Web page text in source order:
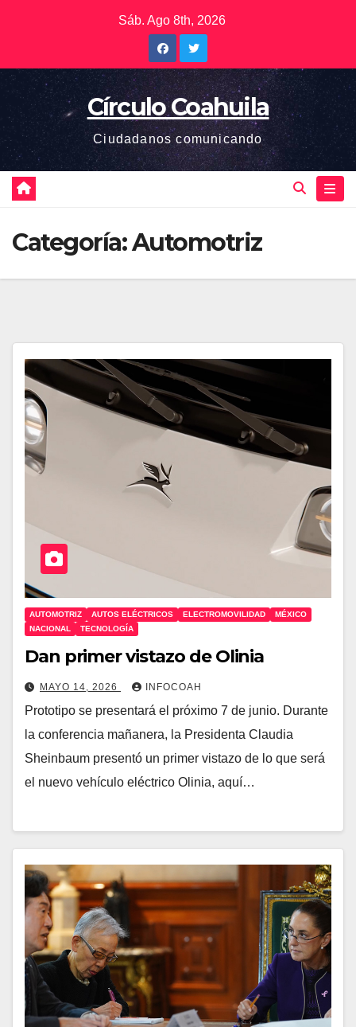
Sáb. Ago 8th, 2026
Círculo Coahuila
Ciudadanos comunicando
Categoría:Automotriz
AUTOMOTRIZ AUTOS ELÉCTRICOS ELECTROMOVILIDAD
MÉXICO
NACIONAL
TECNOLOGÍA
Dan primer vistazo de Olinia
MAYO 14, 2026 INFOCOAH
Prototipo se presentará el próximo 7 de junio. Durante
la conferencia mañanera, la Presidenta Claudia
Sheinbaum presentó un primer vistazo de lo que será
el nuevo vehículo eléctrico Olinia, aquí…